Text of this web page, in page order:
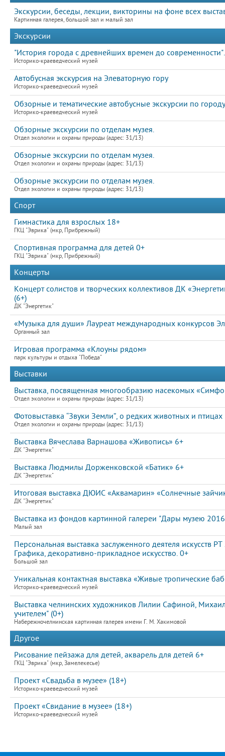
Экскурсии, беседы, лекции, викторины на фоне всех
Картинная галерея, большой зал и малый зал
Экскурсии
"История города с древнейших времен до современности".
Историко-краеведческий музей
Автобусная экскурсия на Элеваторную гору
Историко-краеведческий музей
Обзорные и тематические автобусные экскурсии по городу
Историко-краеведческий музей
Обзорные экскурсии по отделам музея.
Отдел экологии и охраны природы (адрес: 31/13)
Обзорные экскурсии по отделам музея.
Отдел экологии и охраны природы (адрес: 31/13)
Обзорные экскурсии по отделам музея.
Отдел экологии и охраны природы (адрес: 31/13)
Спорт
Гимнастика для взрослых 18+
ГКЦ "Эврика" (мкр, Прибрежный)
Спортивная программа для детей 0+
ГКЦ "Эврика" (мкр, Прибрежный)
Концерты
Концерт солистов и творческих коллективов ДК
(6+)
ДК "Энергетик"
«Музыка для души» Лауреат международных конкурсов
Органный зал
Игровая программа «Клоуны рядом»
парк культуры и отдыха "Победа"
Выставки
Выставка, посвященная многообразию насекомых
Отдел экологии и охраны природы (адрес: 31/13)
Фотовыставка “Звуки Земли”, о редких животных и
Отдел экологии и охраны природы (адрес: 31/13)
Выставка Вячеслава Варнашова «Живопись» 6+
ДК "Энергетик"
Выставка Людмилы Дорженковской «Батик» 6+
ДК "Энергетик"
Итоговая выставка ДЮИС «Аквамарин» «Солнечные
ДК "Энергетик"
Выставка из фондов картинной галереи "Дары музею
Малый зал
Персональная выставка заслуженного деятеля искусств
Графика, декоративно-прикладное искусство. 0+
Большой зал
Уникальная контактная выставка «Живые тропические
Историко-краеведческий музей
Выставка челнинских художников Лилии Сафиной,
учителем" (0+)
Набережночелнинская картинная галерея имени Г. М. Хакимовой
Другое
Рисование пейзажа для детей, акварель для детей 6+
ГКЦ "Эврика" (мкр, Замелекесье)
Проект «Свадьба в музее» (18+)
Историко-краеведческий музей
Проект «Свидание в музее» (18+)
Историко-краеведческий музей